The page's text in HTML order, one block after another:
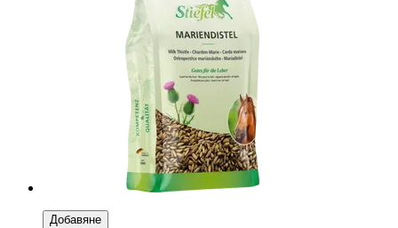
Добавяне